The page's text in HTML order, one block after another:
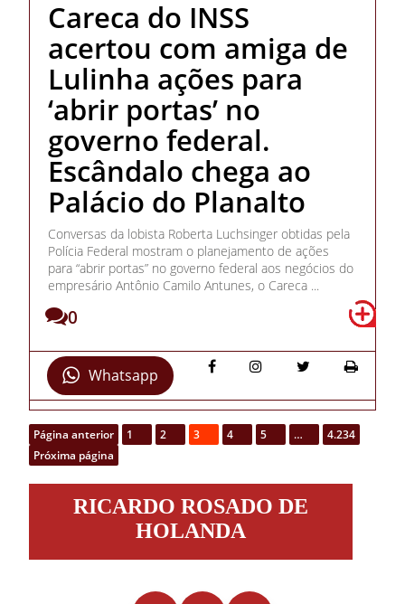
Careca do INSS
acertou com amiga de
Lulinha ações para
‘abrir portas’ no
governo federal.
Escândalo chega ao
Palácio do Planalto
Conversas da lobista Roberta Luchsinger obtidas pela
Polícia Federal mostram o planejamento de ações
para “abrir portas” no governo federal aos negócios do
empresário Antônio Camilo Antunes, o Careca ...
0
Whatsapp
Página anterior 1 2 3 4 5 …
4.234
Próxima página
RosadoRICARDO ROSADO DE
HOLANDA